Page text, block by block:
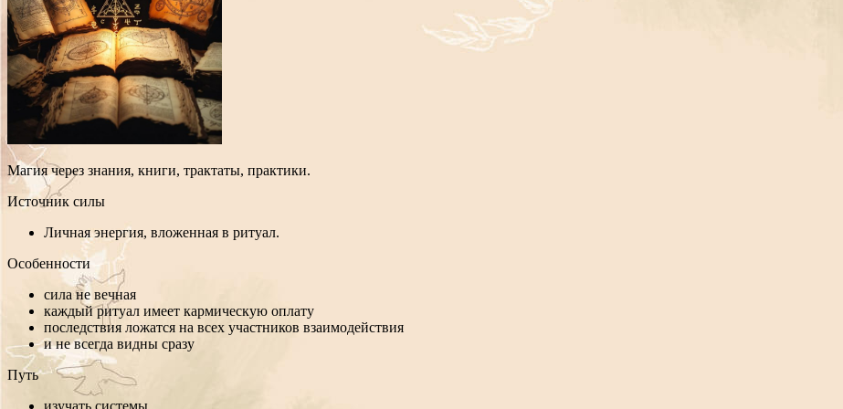
Магия через знания, книги, трактаты, практики.
Источник силы
Личная энергия, вложенная в ритуал.
Особенности
сила не вечная
каждый ритуал имеет кармическую оплату
последствия ложатся на всех участников взаимодействия
и не всегда видны сразу
Путь
изучать системы